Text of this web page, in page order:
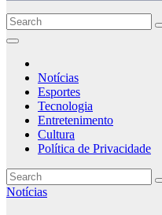
Notícias
Esportes
Tecnologia
Entretenimento
Cultura
Política de Privacidade
Notícias